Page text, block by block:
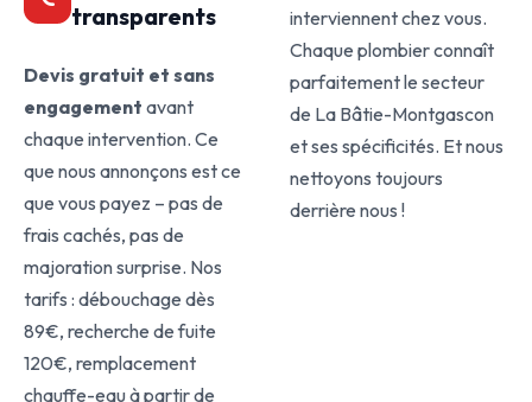
transparents
Devis gratuit et sans
engagement avant
chaque intervention. Ce
que nous annonçons est ce
que vous payez – pas de
frais cachés, pas de
majoration surprise. Nos
tarifs : débouchage dès
89€, recherche de fuite
120€, remplacement
chauffe-eau à partir de
interviennent chez vous.
Chaque plombier connaît
parfaitement le secteur
de La Bâtie-Montgascon
et ses spécificités. Et nous
nettoyons toujours
derrière nous !